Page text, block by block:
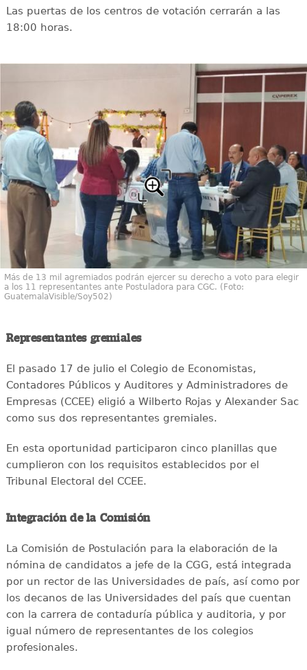
Las puertas de los centros de votación cerrarán a las
18:00 horas.
Más de 13 mil agremiados podrán ejercer su derecho a voto para elegir
a los 11 representantes ante Postuladora para CGC. (Foto:
GuatemalaVisible/Soy502)
Representantes gremiales
El pasado 17 de julio el Colegio de Economistas,
Contadores Públicos y Auditores y Administradores de
Empresas (CCEE) eligió a Wilberto Rojas y Alexander Sac
como sus dos representantes gremiales.
En esta oportunidad participaron cinco planillas que
cumplieron con los requisitos establecidos por el
Tribunal Electoral del CCEE.
Integración de la Comisión
La Comisión de Postulación para la elaboración de la
nómina de candidatos a jefe de la CGG, está integrada
por un rector de las Universidades de país, así como por
los decanos de las Universidades del país que cuentan
con la carrera de contaduría pública y auditoria, y por
igual número de representantes de los colegios
profesionales.